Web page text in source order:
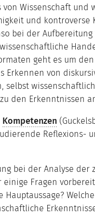
Wissenschaft und
und kontroverse
bei der
geht es um
Erkennen von
selbst
den Erkenntnissen
Kompetenzen
Reflexions-
bei der Analyse der
Fragen
Hauptaussage?